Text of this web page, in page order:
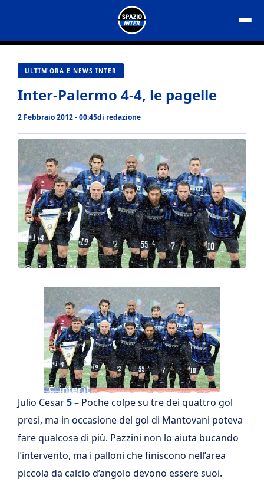
contenuto
ULTIM'ORA E NEWS INTER
Inter-Palermo 4-4, le pagelle
2 Febbraio 2012 - 00:45di redazione
Julio Cesar5 – Poche colpe su tre dei quattro gol
presi, ma in occasione del gol di Mantovani poteva
fare qualcosa di più. Pazzini non lo aiuta bucando
l’intervento, ma i palloni che finiscono nell’area
piccola da calcio d’angolo devono essere suoi.